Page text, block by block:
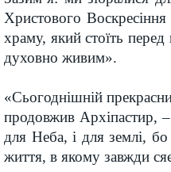
Христового Воскресіння
храму, який стоїть
духовно живим».
«Сьогоднішній
продовжив Архіпастир,
для Неба, і для землі,
життя, в якому завжди